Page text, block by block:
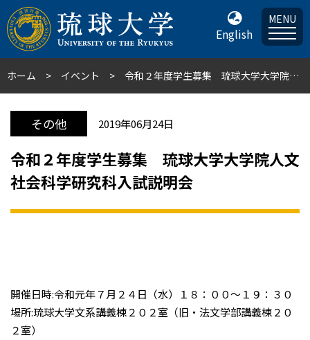
English
MENU
ホーム イベント 令和２年度学生募集 琉球大学大学院人文社会科学研究科入試説明会
その他 2019年06月24日
令和２年度学生募集 琉球大学大学院人文
社会科学研究科入試説明会
開催日時:令和元年７月２４日（水）１８：００～１９：３０
場所:琉球大学文系講義棟２０２室（旧・法文学部講義棟２０
２室）